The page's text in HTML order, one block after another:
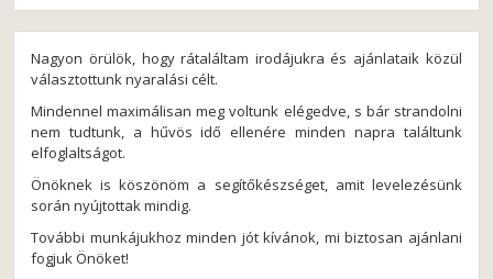
Nagyon örülök, hogy rátaláltam irodájukra és ajánlataik közül
választottunk nyaralási célt.
Mindennel maximálisan meg voltunk elégedve, s bár strandolni
nem tudtunk, a hűvös idő ellenére minden napra találtunk
elfoglaltságot.
Önöknek is köszönöm a segítőkészséget, amit levelezésünk
során nyújtottak mindig.
További munkájukhoz minden jót kívánok, mi biztosan ajánlani
fogjuk Önöket!